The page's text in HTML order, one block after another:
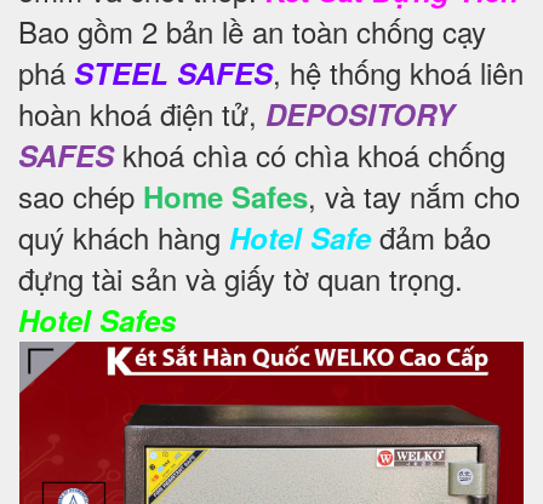
Bao gồm 2 bản lề an toàn chống cạy
phá STEEL SAFES, hệ thống khoá liên
hoàn khoá điện tử, DEPOSITORY
SAFESkhoá chìa có chìa khoá chống
sao chép Home Safes, và tay nắm cho
quý khách hàng Hotel Safeđảm bảo
đựng tài sản và giấy tờ quan trọng.
Hotel Safes